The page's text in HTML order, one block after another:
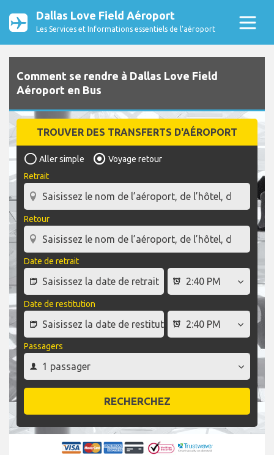
Dallas Love Field Aéroport
Les Services et Informations essentiels de l’aéroport
Comment se rendre à Dallas Love Field
Aéroport en Bus
TROUVER DES TRANSFERTS D'AÉROPORT
Aller simple
Voyage retour
Retrait
Retour
Date de retrait
Date de restitution
Passagers
RECHERCHEZ